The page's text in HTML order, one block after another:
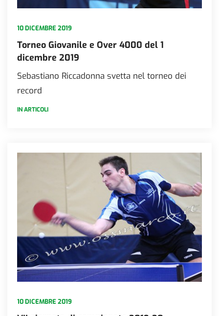
10 DICEMBRE 2019
Torneo Giovanile e Over 4000 del 1
dicembre 2019
Sebastiano Riccadonna svetta nel torneo dei
record
IN ARTICOLI
10 DICEMBRE 2019